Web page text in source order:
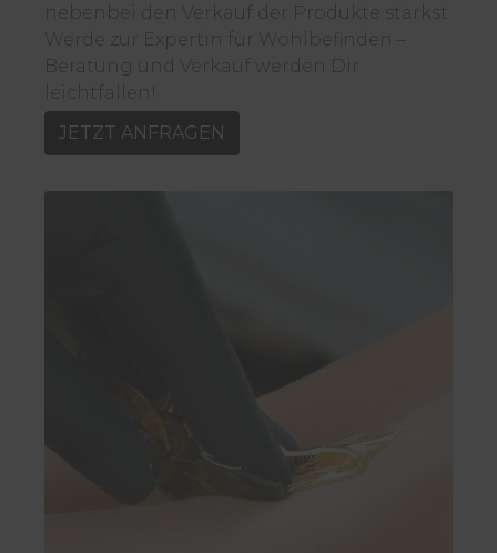
nebenbei den Verkauf der Produkte stärkst.
Werde zur Expertin für Wohlbefinden –
Beratung und Verkauf werden Dir
leichtfallen!
JETZT ANFRAGEN